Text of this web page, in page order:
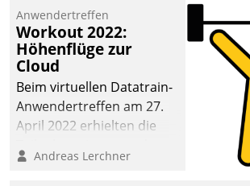
Quartier. Dazwischen
zeigte Datatrain, was es
Neues zu bieten hat.
Anwendertreffen
Workout 2022:
Höhenflüge zur
Cloud
Beim virtuellen Datatrain-
Anwendertreffen am 27.
April 2022 erhielten die
Teilnehmer kurzweilige
Andreas Lerchner